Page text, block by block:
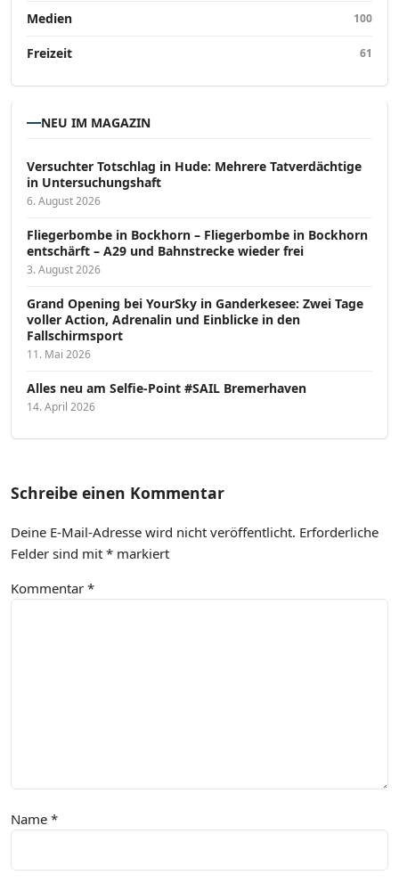
Medien 100
Freizeit 61
NEU IM MAGAZIN
Versucht­er Totschlag in Hude: Mehrere Tatverdächtige
in Untersuchungshaft
6. August 2026
Fliegerbombe in Bockhorn – Fliegerbombe in Bockhorn
entschärft – A29 und Bahnstrecke wieder frei
3. August 2026
Grand Opening bei YourSky in Ganderkesee: Zwei Tage
voller Action, Adrenalin und Einblicke in den
Fallschirmsport
11. Mai 2026
Alles neu am Selfie-Point #SAIL Bremerhaven
14. April 2026
Schreibe einen Kommentar
Deine E-Mail-Adresse wird nicht veröffentlicht. Erforderliche
Felder sind mit * markiert
Kommentar *
Name *